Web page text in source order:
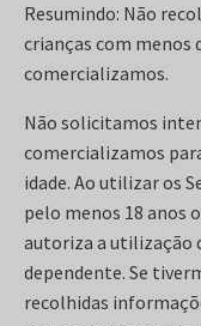
Resumindo: Não
crianças com menos
comercializamos.
Não solicitamos
comercializamos
idade. Ao utilizar os
pelo menos 18 anos
autoriza a utilização
dependente. Se
recolhidas